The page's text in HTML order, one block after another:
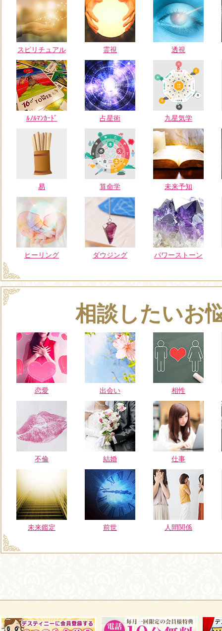
スピリチュアル 霊視 透視
ﾙﾉﾙﾏﾝｶｰﾄﾞ 占星術 九星気学
易 算命学 未来予知
ヒーリング ダウジング パワーストーン
相談したいお
恋愛 出会い 相性
不倫 結婚 仕事
未来鑑定 前世 人間関係